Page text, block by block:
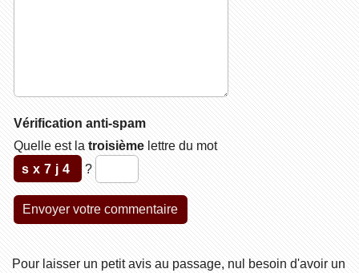
Vérification anti-spam
Quelle est la troisièmelettre du mot
sx7j4
?
Pour laisser un petit avis au passage, nul besoin d'avoir un